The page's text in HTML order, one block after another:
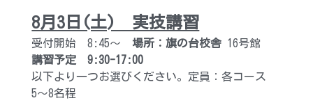
8月3日(土)　実技講習
受付開始　8:45～ 場所：旗の台校舎 16号館
講習予定　9:30-17:00
以下より一つお選びください。定員：各コース
5〜8名程